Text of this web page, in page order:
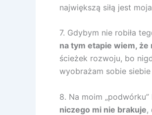
największą siłą jest
7. Gdybym nie robiła
na tym etapie wiem,
ścieżek rozwoju, bo
wyobrażam sobie
8. Na moim
niczego mi nie brakuje,